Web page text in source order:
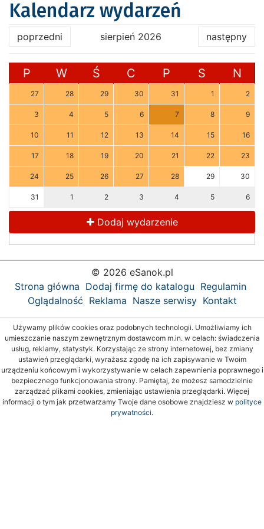
Kalendarz wydarzeń
poprzedni sierpień 2026 następny
P W Ś C P S N
27 28 29 30 31 1 2
3 4 5 6 7 8 9
10 11 12 13 14 15 16
17 18 19 20 21 22 23
24 25 26 27 28 29 30
31 1 2 3 4 5 6
Dodaj wydarzenie
© 2026 eSanok.pl
Strona główna Dodaj firmę do katalogu Regulamin
Oglądalność Reklama Nasze serwisy Kontakt
Używamy plików cookies oraz podobnych technologii. Umożliwiamy ich
umieszczanie naszym zewnętrznym dostawcom m.in. w celach: świadczenia
usług, reklamy, statystyk. Korzystając ze strony internetowej, bez zmiany
ustawień przeglądarki, wyrażasz zgodę na ich zapisywanie w Twoim
urządzeniu końcowym i wykorzystywanie w celach zapewnienia poprawnego i
bezpiecznego funkcjonowania strony. Pamiętaj, że możesz samodzielnie
zarządzać plikami cookies, zmieniając ustawienia przeglądarki. Więcej
informacji o tym jak przetwarzamy Twoje dane osobowe znajdziesz w polityce
prywatności.